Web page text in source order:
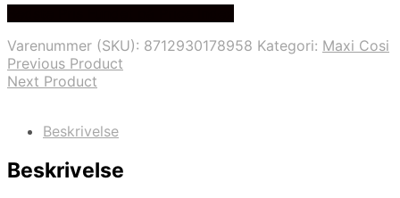
Varenummer (SKU): 8712930178958 Kategori: Maxi Cosi
Previous Product
Next Product
Beskrivelse
Beskrivelse